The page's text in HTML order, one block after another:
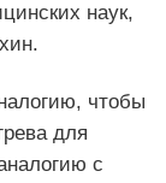
наук,
чтобы
для
с